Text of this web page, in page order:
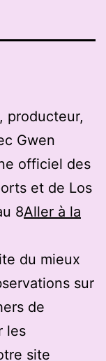
producteur,
Gwen
officiel des
et de Los
8Aller à la
du mieux
sur
de
les
site